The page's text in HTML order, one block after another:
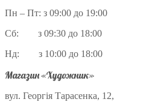
Пн – Пт: з 09:00 до 19:00
Сб: з 09:30 до 18:00
Нд: з 10:00 до 18:00
Магазин «Художник»
вул. Георгія Тарасенка, 12,